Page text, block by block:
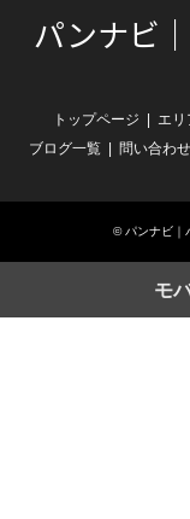
パンナビ
トップページ エリ
ブログ一覧
問い合わせ
© パンナビ｜
モ